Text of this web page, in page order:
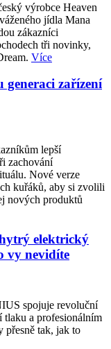
výrobce Heaven
jídla Mana
zákazníci
tři novinky,
Více
zařízení
lepší
zachování
Nové verze
kuřáků, aby si zvolili
nových produktů
elektrický
vy nevidíte
spojuje revoluční
tlaku a profesionálním
přesně tak, jak to